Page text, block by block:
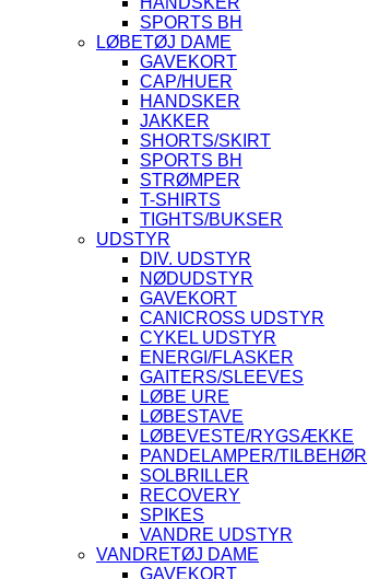
SPORTS BH
LØBETØJ DAME
GAVEKORT
CAP/HUER
HANDSKER
JAKKER
SHORTS/SKIRT
SPORTS BH
STRØMPER
T-SHIRTS
TIGHTS/BUKSER
UDSTYR
DIV. UDSTYR
NØDUDSTYR
GAVEKORT
CANICROSS UDSTYR
CYKEL UDSTYR
ENERGI/FLASKER
GAITERS/SLEEVES
LØBE URE
LØBESTAVE
LØBEVESTE/RYGSÆKKE
PANDELAMPER/TILBEHØR
SOLBRILLER
RECOVERY
SPIKES
VANDRE UDSTYR
VANDRETØJ DAME
GAVEKORT